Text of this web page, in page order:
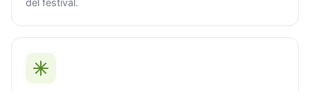
del festival.